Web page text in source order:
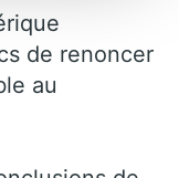
de renoncer
au